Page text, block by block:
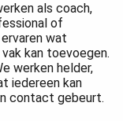
als coach,
of
wat
kan toevoegen.
werken helder,
iedereen kan
contact gebeurt.